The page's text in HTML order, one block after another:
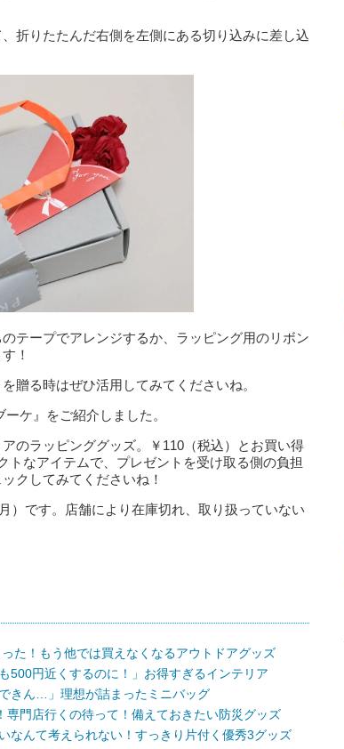
折りたたんだ右側を左側にある切り込みに差し込
テープでアレンジするか、ラッピング用のリボン
！
贈る時はぜひ活用してみてくださいね。
ケ』をご紹介しました。
のラッピンググッズ。￥110（税込）とお買い得
トなアイテムで、プレゼントを受け取る側の負担
クしてみてくださいね！
）です。店舗により在庫切れ、取り扱っていない
た！もう他では買えなくなるアウトドアグッズ
500円近くするのに！」お得すぎるインテリア
きん…」理想が詰まったミニバッグ
門店行くの待って！備えておきたい防災グッズ
なんて考えられない！すっきり片付く優秀3グッズ